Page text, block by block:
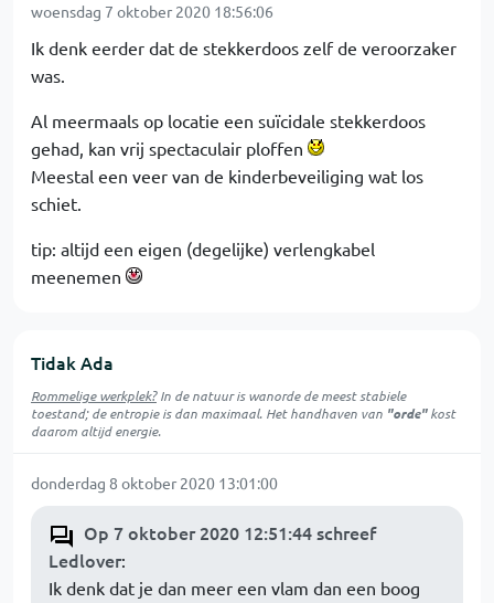
woensdag 7 oktober 2020 18:56:06
Ik denk eerder dat de stekkerdoos zelf de veroorzaker
was.
Al meermaals op locatie een suïcidale stekkerdoos
gehad, kan vrij spectaculair ploffen
Meestal een veer van de kinderbeveiliging wat los
schiet.
tip: altijd een eigen (degelijke) verlengkabel
meenemen
Tidak Ada
Rommelige werkplek?In de natuur iswanordede meest stabiele
toestand; de entropie is dan maximaal. Het handhaven van "orde"kost
daarom altijd energie.
donderdag 8 oktober 2020 13:01:00
Op 7 oktober 2020 12:51:44 schreef
Ledlover:
Ik denk dat je dan meer een vlam dan een boog